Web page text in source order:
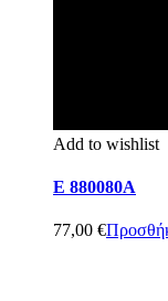
Add to wishlist
E 880080A
77,00 €